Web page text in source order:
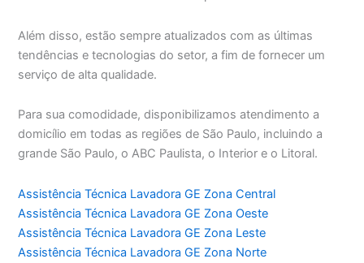
Além disso, estão sempre atualizados com as últimas
tendências e tecnologias do setor, a fim de fornecer um
serviço de alta qualidade.
Para sua comodidade, disponibilizamos atendimento a
domicílio em todas as regiões de São Paulo, incluindo a
grande São Paulo, o ABC Paulista, o Interior e o Litoral.
Assistência Técnica Lavadora GE Zona Central
Assistência Técnica Lavadora GE Zona Oeste
Assistência Técnica Lavadora GE Zona Leste
Assistência Técnica Lavadora GE Zona Norte